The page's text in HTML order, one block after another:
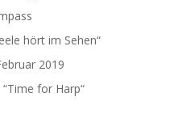
hört im Sehen“
2019
for Harp“